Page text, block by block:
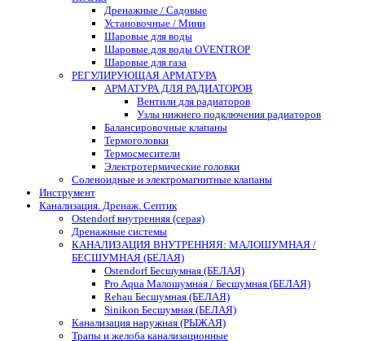
Дренажные / Садовые
Установочные / Мини
Шаровые для воды
Шаровые для воды OVENTROP
Шаровые для газа
РЕГУЛИРУЮЩАЯ АРМАТУРА
АРМАТУРА ДЛЯ РАДИАТОРОВ
Вентили для радиаторов
Узлы нижнего подключения радиаторов
Балансировочные клапаны
Термоголовки
Термосмесители
Электротермические головки
Соленоидные и электромагнитные клапаны
Инструмент
Канализация. Дренаж. Септик
Ostendorf внутренняя (серая)
Дренажные системы
КАНАЛИЗАЦИЯ ВНУТРЕННЯЯ: МАЛОШУМНАЯ /
БЕСШУМНАЯ (БЕЛАЯ)
Ostendorf Бесшумная (БЕЛАЯ)
Pro Aqua Малошумная / Бесшумная (БЕЛАЯ)
Rehau Бесшумная (БЕЛАЯ)
Sinikon Бесшумная (БЕЛАЯ)
Канализация наружная (РЫЖАЯ)
Трапы и желоба канализационные